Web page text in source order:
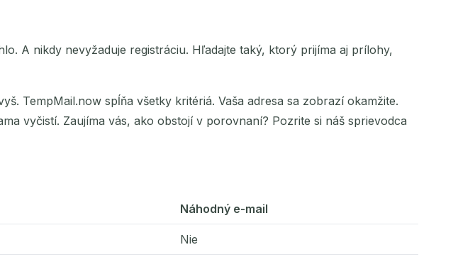
A nikdy nevyžaduje registráciu. Hľadajte taký, ktorý prijíma aj prílohy,
TempMail.now spĺňa všetky kritériá. Vaša adresa sa zobrazí okamžite.
vyčistí. Zaujíma vás, ako obstojí v porovnaní? Pozrite si náš sprievodca
Náhodný e-mail
Nie